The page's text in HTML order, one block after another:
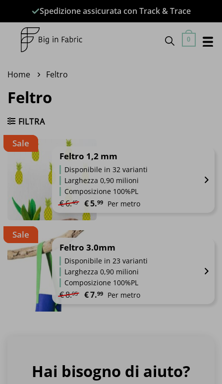
contenuti
Spedizione assicurata con Track & Trace
0
Home Feltro
Feltro
FILTRA
Sale
Feltro 1,2 mm
Disponibile in 32 varianti
Larghezza 0,90 milioni
Composizione 100%PL
€6.45 Il prezzo originale era: €6.45.
€5.99 Il prezzo attuale è: €5.99.
Per metro
ha
più
varianti.
Le
opzioni
possono
Sale
Feltro 3.0mm
Disponibile in 23 varianti
Larghezza 0,90 milioni
Composizione 100%PL
€8.95 Il prezzo originale era: €8.95.
€7.99 Il prezzo attuale è: €7.99.
Per metro
Le
opzioni
Hai bisogno di aiuto?